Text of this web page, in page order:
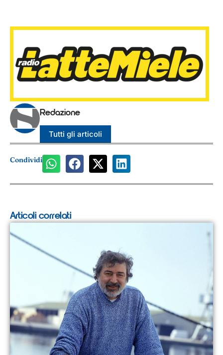
Redazione
Tutti gli articoli
Condividi
Articoli correlati